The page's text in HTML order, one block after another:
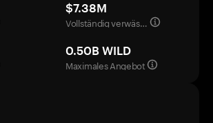
$7.38M
Vollständig verwässerte Bewertung
0.50B WILD
Maximales Angebot